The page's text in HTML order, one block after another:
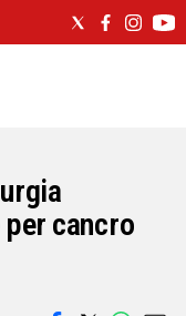
cancro